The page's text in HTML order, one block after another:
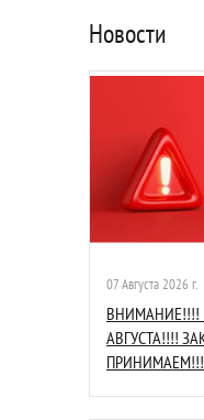
Новости
07 Августа 2026 г.
ВНИМАНИЕ!!!!
АВГУСТА!!!!